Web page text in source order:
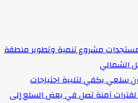
مستجدات مشروع تنمية وتطوير منطقة
الشمالي
سلعي يكفي لتلبية احتياجات
لفترات آمنة تصل في بعض السلع إلى